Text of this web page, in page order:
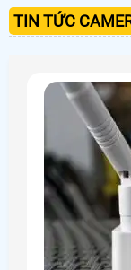
TIN TỨC